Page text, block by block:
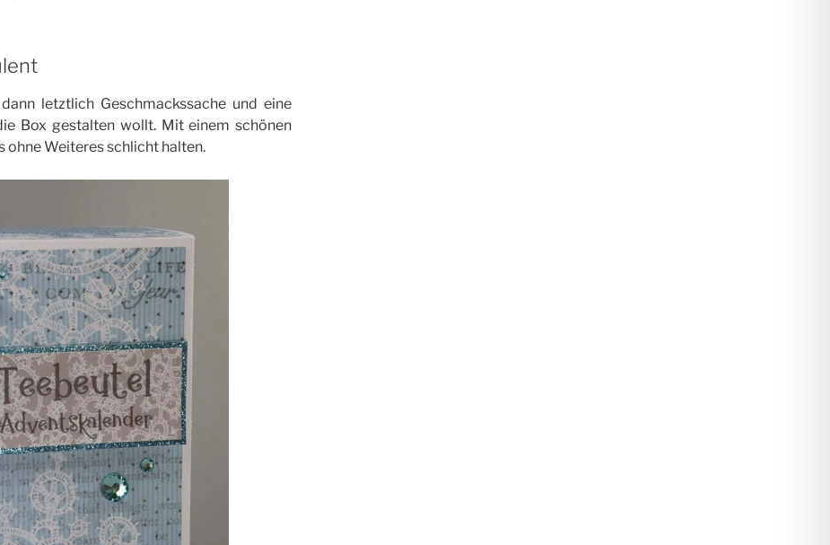
letztlich Geschmackssache und eine
Box gestalten wollt. Mit einem schönen
ohne Weiteres schlicht halten.